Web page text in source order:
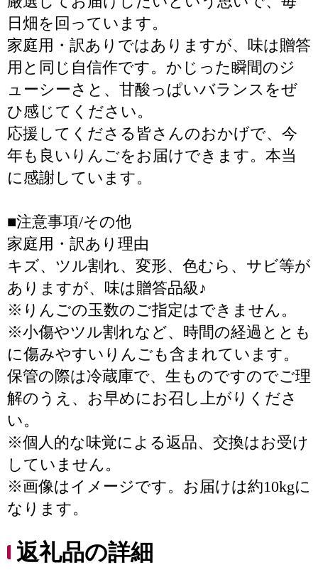
日畑を回っています。
家庭用・訳ありではありますが、味は贈答
用と同じ自信作です。かじった瞬間のジ
ューシーさと、甘酸っぱいバランスをぜ
ひ感じてください。
応援してくださる皆さんのおかげで、今
年も良いりんごをお届けできます。本当
に感謝しています。
■注意事項/その他
家庭用・訳あり理由
キズ、ツル割れ、変形、色むら、サビ等が
ありますが、味は贈答品級♪
※りんごの玉数のご指定はできません。
※小傷やツル割れなど、時間の経過ととも
に傷みやすいりんごも含まれています。
保管の際は冷蔵庫で、生ものですのでご理
解のうえ、お早めにお召し上がりくださ
い。
※個人的な味覚による返品、交換はお受け
していません。
※画像はイメージです。お届けは約10kgに
なります。
返礼品の詳細